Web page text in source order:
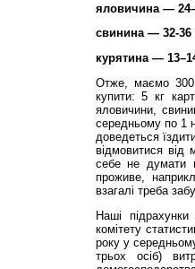
яловичина —
свинина — 32-36
курятина —
Отже, маємо 300
купити: 5 кг
яловичини,
середньому по 1
доведеться
відмовитися
себе не думати
проживе,
взагалі треба
Наші
комітету
року у
трьох осіб)